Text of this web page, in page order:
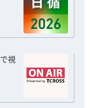
で視